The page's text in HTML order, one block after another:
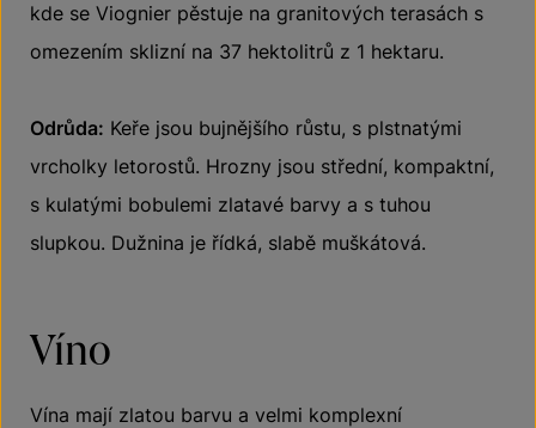
kde se Viognier pěstuje na granitových terasách s
omezením sklizní na 37 hektolitrů z 1 hektaru.
Odrůda: Keře jsou bujnějšího růstu, s plstnatými
vrcholky letorostů. Hrozny jsou střední, kompaktní,
s kulatými bobulemi zlatavé barvy a s tuhou
slupkou. Dužnina je řídká, slabě muškátová.
Víno
Vína mají zlatou barvu a velmi komplexní